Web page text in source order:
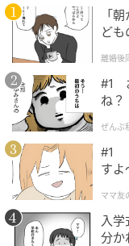
レッサーパンダの
り
「
ども
離婚後
#1
ね
ぜんぶ
#1
すよ
ママ友
入
分か